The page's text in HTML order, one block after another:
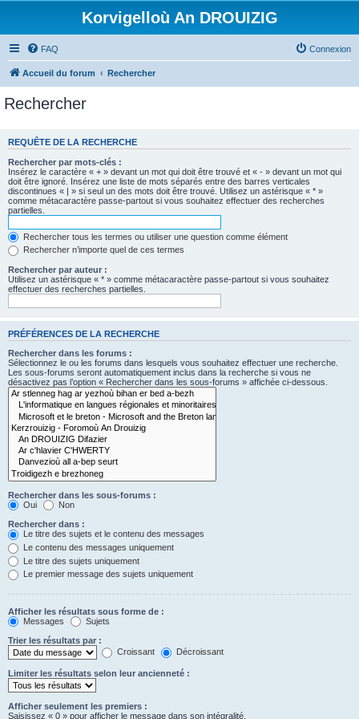
Korvigelloù An DROUIZIG
FAQ Connexion
Accueil du forum Rechercher
Rechercher
REQUÊTE DE LA RECHERCHE
Rechercher par mots-clés :
Insérez le caractère « + » devant un mot qui doit être trouvé et « - » devant un mot qui
doit être ignoré. Insérez une liste de mots séparés entre des barres verticales
discontinues « | » si seul un des mots doit être trouvé. Utilisez un astérisque « * »
comme métacaractère passe-partout si vous souhaitez effectuer des recherches
partielles.
Rechercher tous les termes ou utiliser une question comme élément
Rechercher n’importe quel de ces termes
Rechercher par auteur :
Utilisez un astérisque « * » comme métacaractère passe-partout si vous souhaitez
effectuer des recherches partielles.
PRÉFÉRENCES DE LA RECHERCHE
Rechercher dans les forums :
Sélectionnez le ou les forums dans lesquels vous souhaitez effectuer une recherche.
Les sous-forums seront automatiquement inclus dans la recherche si vous ne
désactivez pas l’option « Rechercher dans les sous-forums » affichée ci-dessous.
Rechercher dans les sous-forums :
Oui
Non
Rechercher dans :
Le titre des sujets et le contenu des messages
Le contenu des messages uniquement
Le titre des sujets uniquement
Le premier message des sujets uniquement
Afficher les résultats sous forme de :
Messages
Sujets
Trier les résultats par :
Croissant
Décroissant
Limiter les résultats selon leur ancienneté :
Afficher seulement les premiers :
Saisissez « 0 » pour afficher le message dans son intégralité.